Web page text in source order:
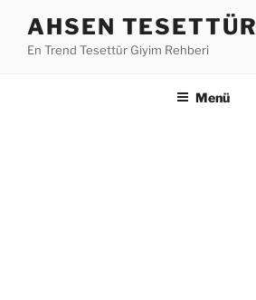
AHSEN TESETTÜR
En Trend Tesettür Giyim Rehberi
Menü